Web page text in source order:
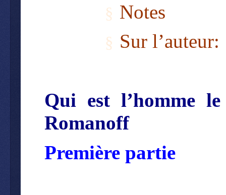
§ Notes
§ Sur l’auteur:
Qui est l’homme
Romanoff
Première partie